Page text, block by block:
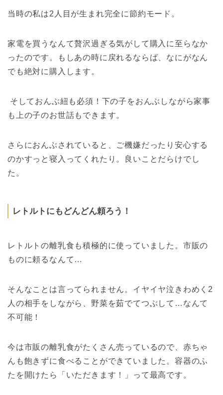
当時の私は2人目が生まれ完全に節約モード。
家電を買うなんて贅沢過ぎる気がして購入に至らなか
ったのです。
もしあの時に戻れるならば、なにがなん
でも絶対に購入します。
そしておんぶ紐も必須！ 下の子をおんぶしながら家事
も上の子のお世話もできます。
さらにおんぶされていると、ご機嫌だったり安心する
のかすっと寝入ってくれたり。
良いことだらけでし
た。
レトルトにもどんどん頼ろう！
レトルトの離乳食も積極的に使っていました。 市販の
ものに頼るなんて…
そんなことは言ってられません。 イヤイヤ泣きわめく2
人の相手をしながら、野菜を茹でてつぶして…なんて
不可能！
今は市販の離乳食がたくさん売っているので、赤ちゃ
んも飽きずに食べることができていました。 容器のふ
たを開けたら「いただきます！」って最高です。